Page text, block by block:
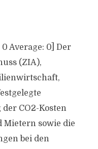
Average: 0] Der
(ZIA),
CO2-Kosten
sowie die
bei den